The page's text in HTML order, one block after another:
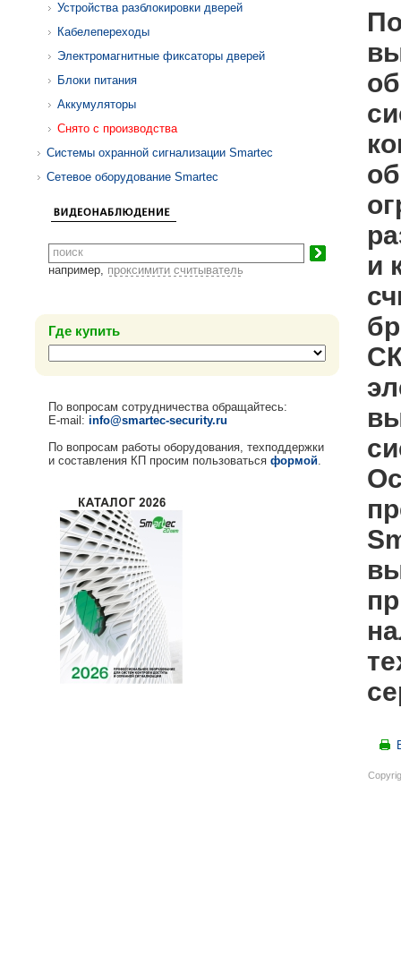
Устройства разблокировки дверей
Кабелепереходы
Электромагнитные фиксаторы дверей
Блоки питания
Аккумуляторы
Снято с производства
Системы охранной сигнализации Smartec
Сетевое оборудование Smartec
например, проксимити считыватель
Где купить
По вопросам сотрудничества обращайтесь:
E-mail: info@smartec-security.ru
По вопросам работы оборудования, техподдержки
и составления КП просим пользоваться формой
и